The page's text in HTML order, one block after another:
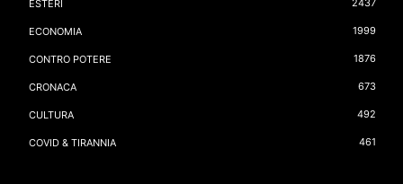
ESTERI 2437
ECONOMIA 1999
CONTRO POTERE 1876
CRONACA 673
CULTURA 492
COVID & TIRANNIA 461